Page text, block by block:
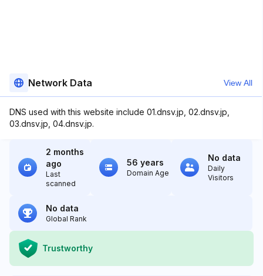
Network Data View All
DNS used with this website include 01.dnsv.jp, 02.dnsv.jp,
03.dnsv.jp, 04.dnsv.jp.
2 months
ago
Last
scanned
56 years
Domain Age
No data
Daily
Visitors
No data
Global Rank
Trustworthy